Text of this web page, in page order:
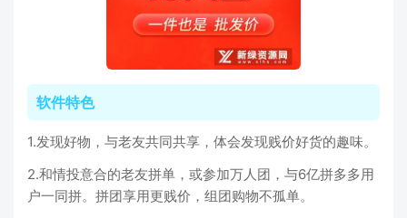
软件特色
1.发现好物，与老友共同共享，体会发现贱价好货的趣味。
2.和情投意合的老友拼单，或参加万人团，与6亿拼多多用
户一同拼。拼团享用更贱价，组团购物不孤单。